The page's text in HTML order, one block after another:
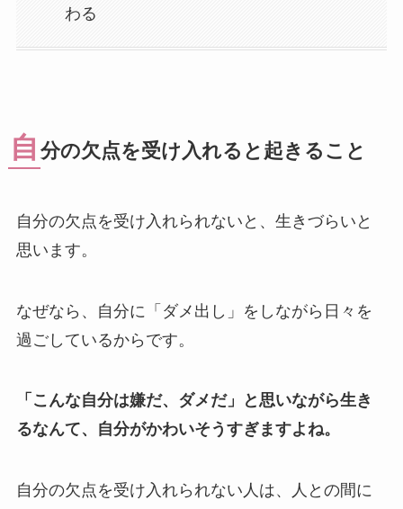
わる
自 分の欠点を受け入れると起きること
自分の欠点を受け入れられないと、生きづらいと
思います。
なぜなら、自分に「ダメ出し」をしながら日々を
過ごしているからです。
「こんな自分は嫌だ、ダメだ」と思いながら生き
るなんて、自分がかわいそうすぎますよね。
自分の欠点を受け入れられない人は、人との間に